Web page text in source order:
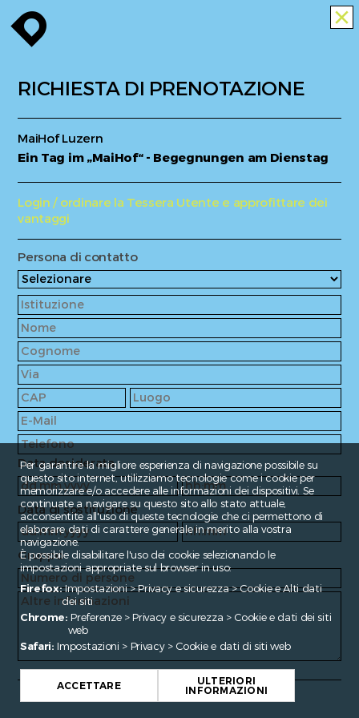
enroute close
RICHIESTA DI PRENOTAZIONE
MaiHof Luzern
Ein Tag im „MaiHof“ - Begegnungen am Dienstag
Login / ordinare la Tessera Utente e approfittare dei
vantaggi
Persona di contatto
Data desiderata
Data di sostituzione
Gruppo
Fragen?contact@enroute.ch
Per garantire la migliore esperienza di navigazione possibile su
questo sito internet, utilizziamo tecnologie come i cookie per
memorizzare e/o accedere alle informazioni dei dispositivi. Se
continuate a navigare su questo sito allo stato attuale,
acconsentite all'uso di queste tecnologie che ci permettono di
elaborare dati di carattere generale in merito alla vostra
navigazione.
È possibile disabilitare l'uso dei cookie selezionando le
impostazioni appropriate sul browser in uso:
Firefox:Impostazioni > Privacy e sicurezza > Cookie e Alti dati
dei siti
Chrome: Preferenze > Privacy e sicurezza > Cookie e dati dei siti
web
Safari: Impostazioni > Privacy > Cookie e dati di siti web
ACCETTARE ULTERIORI
INFORMAZIONI